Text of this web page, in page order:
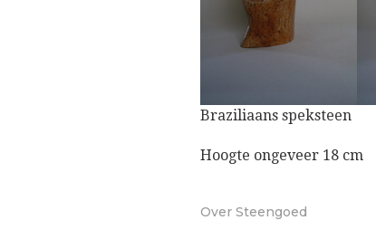
Braziliaans speksteen
Hoogte ongeveer 18 cm
Over Steengoed